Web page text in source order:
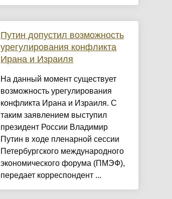
Путин допустил возможность
урегулирования конфликта
Ирана и Израиля
На данный момент существует
возможность урегулирования
конфликта Ирана и Израиля. С
таким заявлением выступил
президент России Владимир
Путин в ходе пленарной сессии
Петербургского международного
экономического форума (ПМЭФ),
передает корреспондент ...